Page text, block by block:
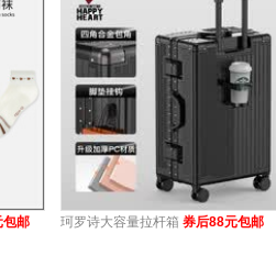
包邮 珂罗诗大容量拉杆箱 券后88元包邮